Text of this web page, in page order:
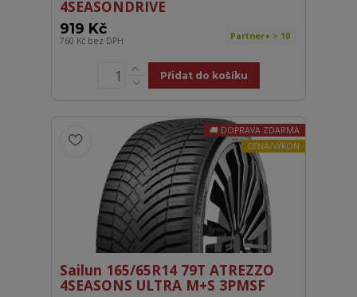
4SEASONDRIVE
919 Kč
760 Kč bez DPH Partner+ > 10
Přidat do košíku
DOPRAVA ZDARMA
CENA/VÝKON
Sailun 165/65R14 79T ATREZZO
4SEASONS ULTRA M+S 3PMSF